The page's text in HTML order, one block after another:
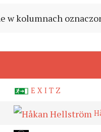
w kolumnach
E X I T Z